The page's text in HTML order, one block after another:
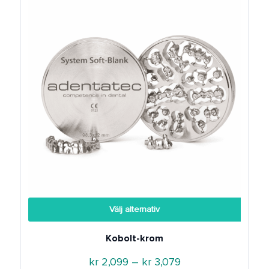
Välj alternativ
Kobolt-krom
kr2,099 – kr3,079Prisintervall: